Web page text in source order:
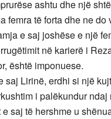
ashtu dhe një
femra të forta dhe ne
e saj joshëse e një
në karierë i
është imponuese.
saj Lirinë, erdhi si një
i palëkundur
saj të hershme u